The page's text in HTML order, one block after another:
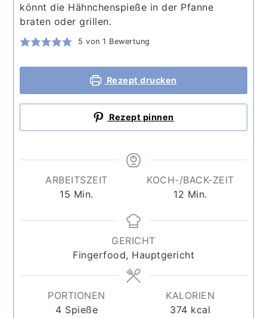
könnt die Hähnchenspieße in der Pfanne
braten oder grillen.
5 von 1 Bewertung
Rezept drucken
Rezept pinnen
ARBEITSZEIT
15 Minuten
Min.
KOCH-/BACK-ZEIT
12 Minuten
Min.
GERICHT
Fingerfood, Hauptgericht
PORTIONEN
4 Spieße
KALORIEN
374 kcal